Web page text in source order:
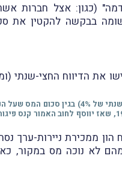
(כגון: אצל חברות
השומה בבקשה להקטין את
את הדיווח החצי-שנתי
* ביסודו של דבר, אי-הגשת הדיווח ותשלום המקדמה במועד גורר עִמו חיוב בהפרשי הצמדה
הון ממכירת ניירות-ערך